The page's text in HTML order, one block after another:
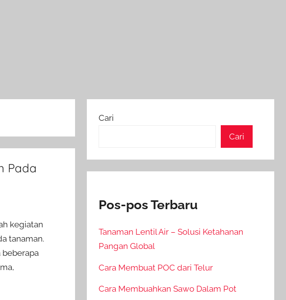
Pada
kegiatan
tanaman.
beberapa
Cari
Cari
Pos-pos Terbaru
Tanaman Lentil Air – Solusi Ketahanan
Pangan Global
Cara Membuat POC dari Telur
Cara Membuahkan Sawo Dalam Pot